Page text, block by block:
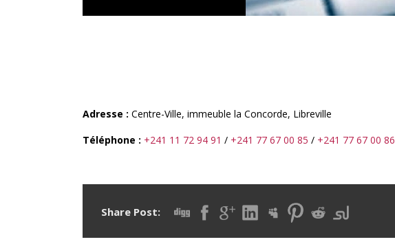
Adresse : Centre-Ville, immeuble la Concorde, Libreville
Téléphone : +241 11 72 94 91 / +241 77 67 00 85 / +241 77 67 00 86
Share Post: